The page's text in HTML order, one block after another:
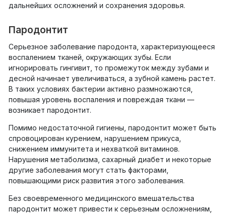
дальнейших осложнений и сохранения здоровья.
Пародонтит
Серьезное заболевание пародонта, характеризующееся
воспалением тканей, окружающих зубы. Если
игнорировать гингивит, то промежуток между зубами и
десной начинает увеличиваться, а зубной камень растет.
В таких условиях бактерии активно размножаются,
повышая уровень воспаления и повреждая ткани —
возникает пародонтит.
Помимо недостаточной гигиены, пародонтит может быть
спровоцирован курением, нарушением прикуса,
снижением иммунитета и нехваткой витаминов.
Нарушения метаболизма, сахарный диабет и некоторые
другие заболевания могут стать факторами,
повышающими риск развития этого заболевания.
Без своевременного медицинского вмешательства
пародонтит может привести к серьезным осложнениям,